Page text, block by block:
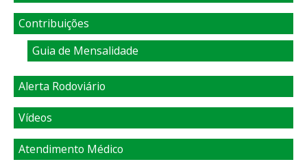
Contribuições
Guia de Mensalidade
Alerta Rodoviário
Vídeos
Atendimento Médico